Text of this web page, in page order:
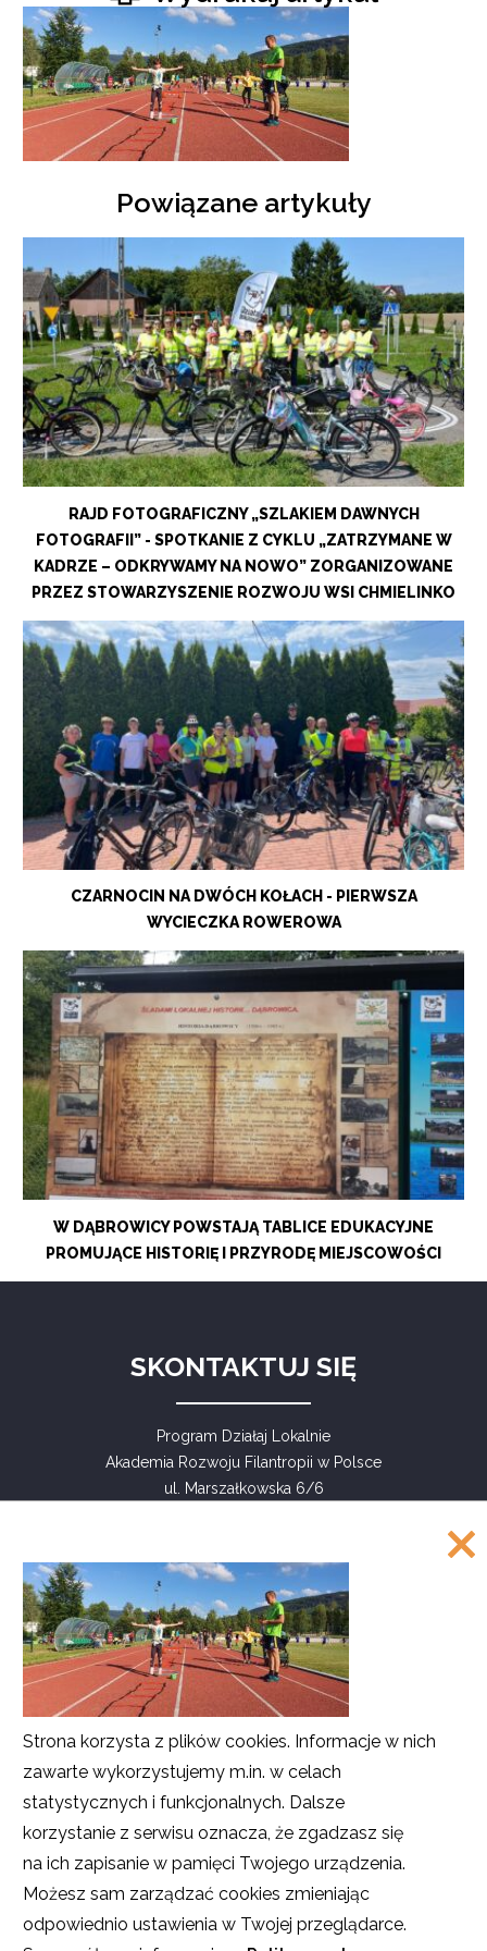
Powiązane artykuły
RAJD FOTOGRAFICZNY „SZLAKIEM DAWNYCH
FOTOGRAFII” - SPOTKANIE Z CYKLU „ZATRZYMANE W
KADRZE – ODKRYWAMY NA NOWO” ZORGANIZOWANE
PRZEZ STOWARZYSZENIE ROZWOJU WSI CHMIELINKO
CZARNOCIN NA DWÓCH KOŁACH - PIERWSZA
WYCIECZKA ROWEROWA
W DĄBROWICY POWSTAJĄ TABLICE EDUKACYJNE
PROMUJĄCE HISTORIĘ I PRZYRODĘ MIEJSCOWOŚCI
SKONTAKTUJ SIĘ
Program Działaj Lokalnie
Akademia Rozwoju Filantropii w Polsce
ul. Marszałkowska 6/6
Faks: 226220211
COPYRIGHT
©Akademia Rozwoju Filantropii w Polsce
Projekt i realizacja SMULTRON
O ile nie stwierdzono inaczej, teksty na stronie są dostępne na licencji
Creative Commons Uznanie autorstwa – Użycie niekomercyjne – Na tych
Strona korzysta z plików cookies. Informacje w nich
zawarte wykorzystujemy m.in. w celach
statystycznych i funkcjonalnych. Dalsze
korzystanie z serwisu oznacza, że zgadzasz się
na ich zapisanie w pamięci Twojego urządzenia.
Możesz sam zarządzać cookies zmieniając
odpowiednio ustawienia w Twojej przeglądarce.